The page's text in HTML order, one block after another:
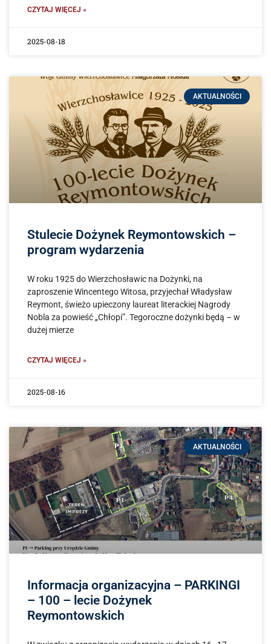
CZYTAJ WIĘCEJ »
2025-08-18
AKTUALNOŚCI
Stulecie Dożynek Reymontowskich –
program wydarzenia
W roku 1925 do Wierzchosławic na Dożynki, na
zaproszenie Wincentego Witosa, przyjechał Władysław
Reymont, świeżo upieczony laureat literackiej Nagrody
Nobla za powieść „Chłopi”. Tegoroczne dożynki będą – w
dużej mierze
CZYTAJ WIĘCEJ »
2025-08-16
AKTUALNOŚCI
Informacja organizacyjna – PARKINGI
– 100 – lecie Dożynek
Reymontowskich